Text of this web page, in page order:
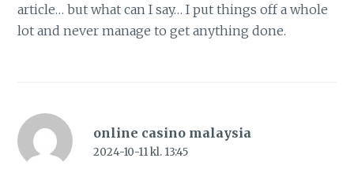
article… but what can I say… I put things off a whole
lot and never manage to get anything done.
online casino malaysia
2024-10-11 kl. 13:45